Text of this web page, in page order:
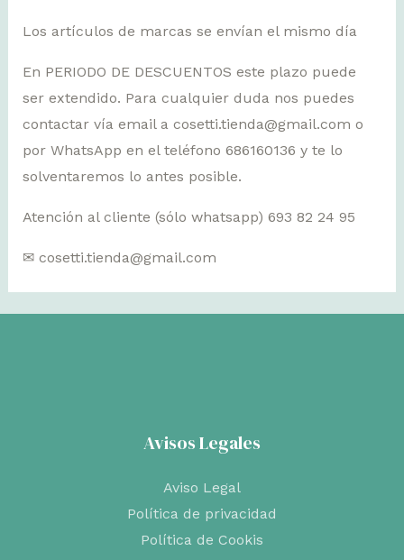
Los artículos de marcas se envían el mismo día
En PERIODO DE DESCUENTOS este plazo puede
ser extendido. Para cualquier duda nos puedes
contactar vía email a cosetti.tienda@gmail.com o
por WhatsApp en el teléfono 686160136 y te lo
solventaremos lo antes posible.
Atención al cliente (sólo whatsapp) 693 82 24 95
✉ cosetti.tienda@gmail.com
Avisos Legales
Aviso Legal
Política de privacidad
Política de Cookis